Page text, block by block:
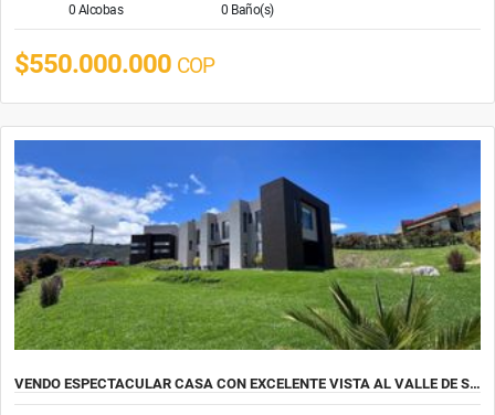
0 Alcobas 0 Baño(s)
$550.000.000 COP
VENDO ESPECTACULAR CASA CON EXCELENTE VISTA AL VALLE DE S…